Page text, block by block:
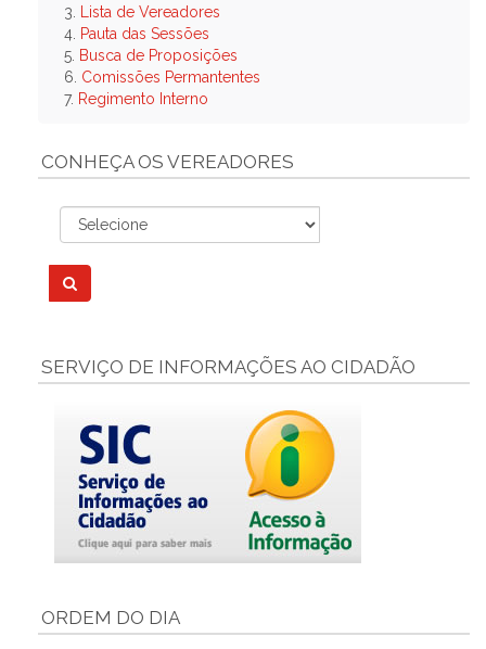
3.
Lista de Vereadores
4. Pauta das Sessões
5. Busca de Proposições
6. Comissões Permantentes
7. Regimento Interno
CONHEÇA OS VEREADORES
SERVIÇO DE INFORMAÇÕES AO CIDADÃO
ORDEM DO DIA